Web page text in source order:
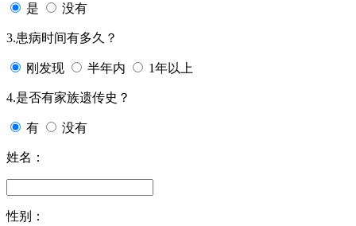
是 没有
3.患病时间有多久？
刚发现 半年内 1年以上
4.是否有家族遗传史？
有 没有
姓名：
性别：